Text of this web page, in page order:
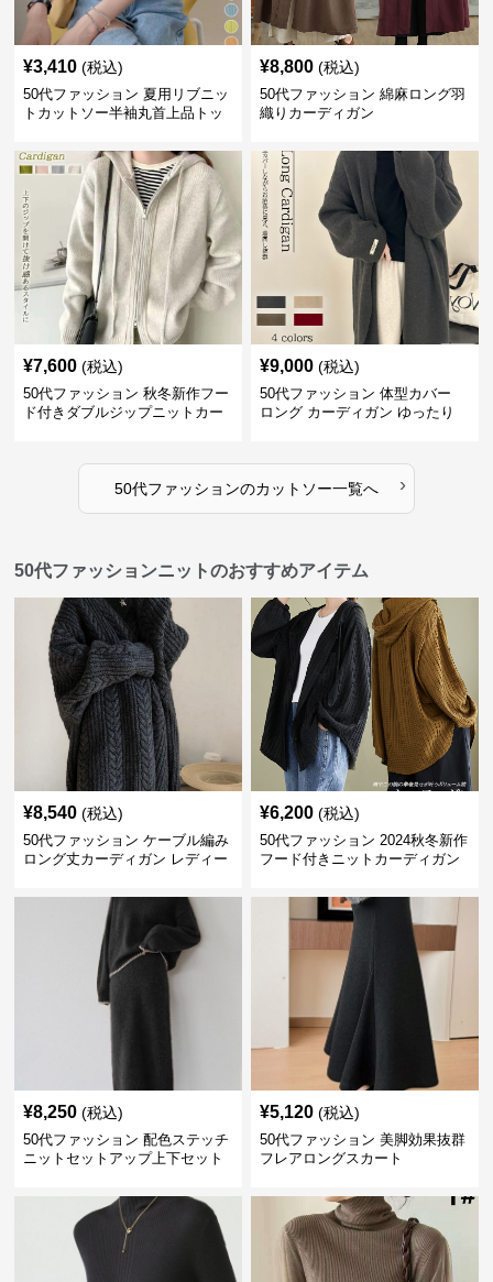
¥3,410 (税込)
50代ファッション 夏用リブニッ
トカットソー半袖丸首上品トッ
¥8,800 (税込)
50代ファッション 綿麻ロング羽
織りカーディガン
¥7,600 (税込)
50代ファッション 秋冬新作フー
ド付きダブルジップニットカー
¥9,000 (税込)
50代ファッション 体型カバー
ロング カーディガン ゆったり
50代ファッションのカットソー一覧へ ›
50代ファッションニットのおすすめアイテム
¥8,540 (税込)
50代ファッション ケーブル編み
ロング丈カーディガン レディー
¥6,200 (税込)
50代ファッション 2024秋冬新作
フード付きニットカーディガン
¥8,250 (税込)
50代ファッション 配色ステッチ
ニットセットアップ上下セット
¥5,120 (税込)
50代ファッション 美脚効果抜群
フレアロングスカート